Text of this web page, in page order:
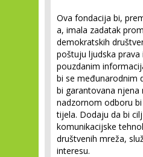
Ova fondacija bi,
a, imala zadatak
demokratskih
poštuju ljudska prava
pouzdanim
bi se međunarodnim
bi garantovana njena
nadzornom odboru bi
tijela. Dodaju da bi
komunikacijske
društvenih mreža,
interesu.